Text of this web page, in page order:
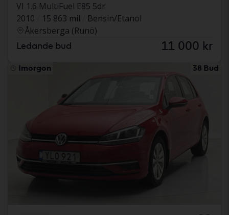
VI 1.6 MultiFuel E85 5dr
2010
15 863 mil
Bensin/Etanol
Åkersberga (Runö)
Ledande bud 11 000 kr
Imorgon 38 Bud